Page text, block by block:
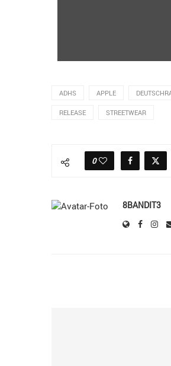
ADHS APPLE
RELEASE STREETWEAR
0
8BANDIT3